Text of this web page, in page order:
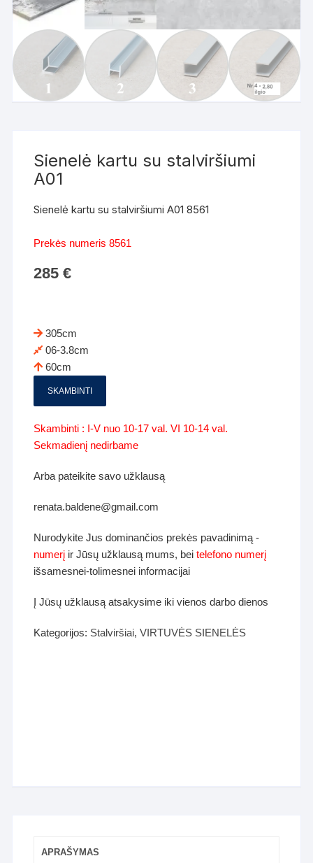
Sienelė kartu su stalviršiumi
A01
Sienelė kartu su stalviršiumi A01 8561
Prekės numeris 8561
285€
305cm
06-3.8cm
60cm
SKAMBINTI
Skambinti : I-V nuo 10-17 val. VI 10-14 val.
Sekmadienį nedirbame
Arba pateikite savo užklausą
renata.baldene@gmail.com
Nurodykite Jus dominančios prekės pavadinimą -
numerį ir Jūsų užklausą mums, beitelefono numerį
išsamesnei-tolimesnei informacijai
Į Jūsų užklausą atsakysime iki vienos darbo dienos
Kategorijos: Stalviršiai,VIRTUVĖS SIENELĖS
APRAŠYMAS